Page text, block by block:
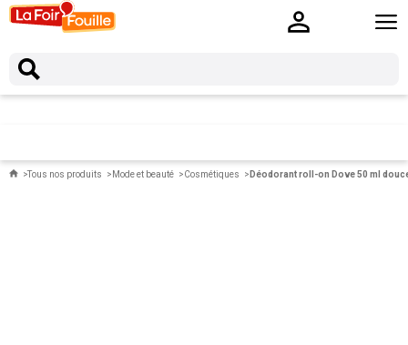
Tous nos produits Mode et beauté Cosmétiques Déodorant roll-on Dove 50 ml